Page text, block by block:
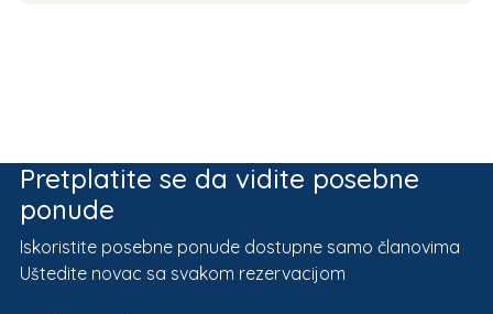
Pretplatite se da vidite posebne
ponude
Iskoristite posebne ponude dostupne samo članovima
Uštedite novac sa svakom rezervacijom